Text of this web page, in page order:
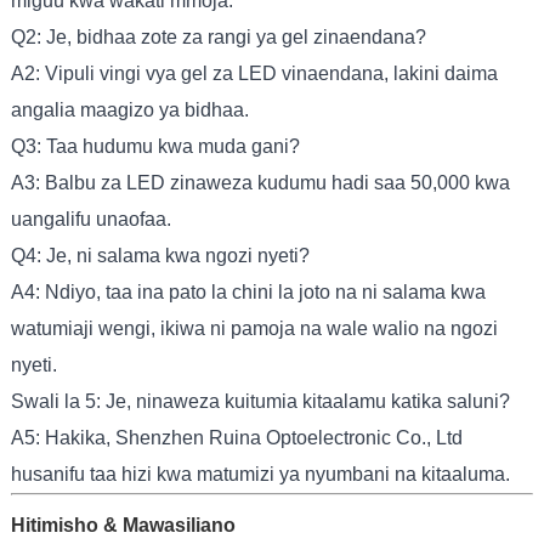
Q2: Je, bidhaa zote za rangi ya gel zinaendana?
A2: Vipuli vingi vya gel za LED vinaendana, lakini daima
angalia maagizo ya bidhaa.
Q3: Taa hudumu kwa muda gani?
A3: Balbu za LED zinaweza kudumu hadi saa 50,000 kwa
uangalifu unaofaa.
Q4: Je, ni salama kwa ngozi nyeti?
A4: Ndiyo, taa ina pato la chini la joto na ni salama kwa
watumiaji wengi, ikiwa ni pamoja na wale walio na ngozi
nyeti.
Swali la 5: Je, ninaweza kuitumia kitaalamu katika saluni?
A5: Hakika, Shenzhen Ruina Optoelectronic Co., Ltd
husanifu taa hizi kwa matumizi ya nyumbani na kitaaluma.
Hitimisho & Mawasiliano